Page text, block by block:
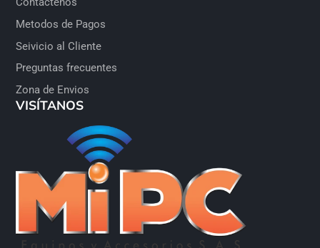
Metodos de Pagos
Seivicio al Cliente
Preguntas frecuentes
Zona de Envios
VISÍTANOS